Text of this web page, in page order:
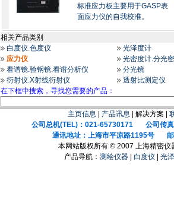
标准应力板主要用于GASP表
面应力仪的自我校准。
相关产品类别
白度仪.色度仪
光泽度计
应力仪
光密度计.分光
看谱镜.验钢镜.看谱分析仪
分光镜
衍射仪.X射线衍射仪
透射比测定仪
在下框中搜索，寻找您需要的产品：
主页信息 产品讯息 | 解决方案 |
公司总机(TEL)：021-65730171 公司传真
通讯地址：上海市平凉路1195号 邮
本网站版权所有 © 2007 上海精密仪
产品导航： 测绘仪器| 白度仪 光